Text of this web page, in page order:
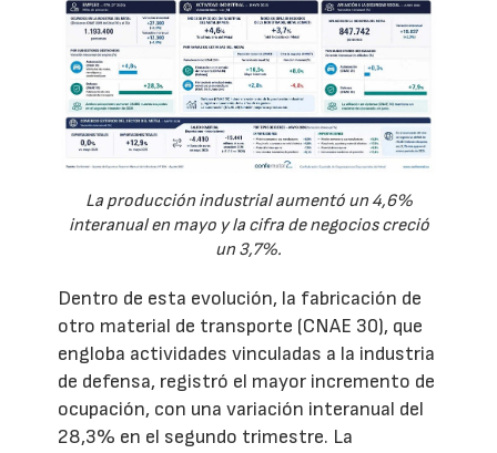
La producción industrial aumentó un 4,6%
interanual en mayo y la cifra de negocios creció
un 3,7%.
Dentro de esta evolución, la fabricación de
otro material de transporte (CNAE 30), que
engloba actividades vinculadas a la industria
de defensa, registró el mayor incremento de
ocupación, con una variación interanual del
28,3% en el segundo trimestre. La